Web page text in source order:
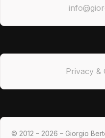
Privacy &
© 2012 – 2026 – Giorgio